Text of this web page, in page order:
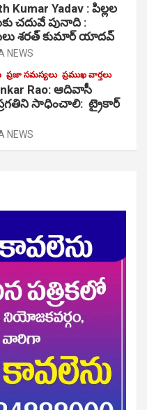
Kumar Yadav : పిల్లల
చదువే పునాది :
శరత్ కుమార్ యాదవ్
NEWS
ప్రజా సమస్యలు ప్రముఖ వార్తలు
Rao: ఆదివాసీ
సాధించాలి: ట్రైకార్
NEWS